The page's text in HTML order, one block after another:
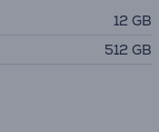
12 GB
512 GB